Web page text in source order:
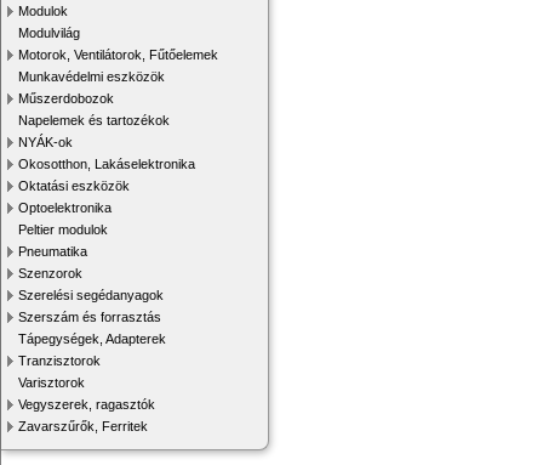
Modulok
Modulvilág
Motorok, Ventilátorok, Fűtőelemek
Munkavédelmi eszközök
Műszerdobozok
Napelemek és tartozékok
NYÁK-ok
Okosotthon, Lakáselektronika
Oktatási eszközök
Optoelektronika
Peltier modulok
Pneumatika
Szenzorok
Szerelési segédanyagok
Szerszám és forrasztás
Tápegységek, Adapterek
Tranzisztorok
Varisztorok
Vegyszerek, ragasztók
Zavarszűrők, Ferritek